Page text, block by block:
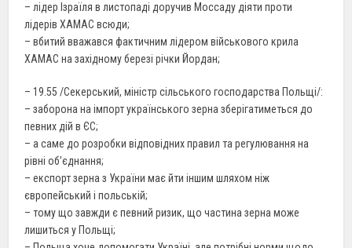
– лідер Ізраїля в листопаді доручив Моссаду діяти проти
лідерів ХАМАС всюди;
– вбитий вважався фактичним лідером військового крила
ХАМАС на західному березі річки Йордан;
– 19.55 /Секерський, міністр сільського господарства Польщі/:
– заборона на імпорт українського зерна зберігатиметься до
певних дій в ЄС;
– а саме до розробки відповідних правил та регулювання на
рівні об’єднання;
– експорт зерна з України має йти іншим шляхом ніж
європейський і польській;
– тому що завжди є певний ризик, що частина зерна може
лишиться у Польщі;